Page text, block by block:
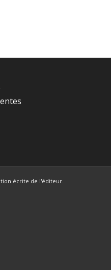
écrite de l'éditeur.